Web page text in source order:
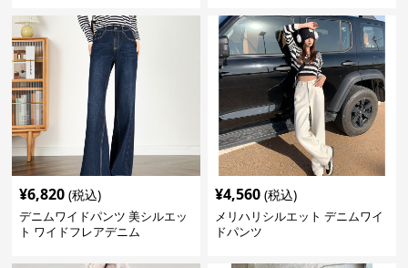
¥6,820 (税込)
デニムワイドパンツ 美シルエッ
ト ワイドフレアデニム
¥4,560 (税込)
メリハリシルエット デニムワイ
ドパンツ